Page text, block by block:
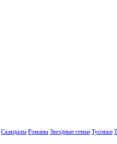
Скандалы Романы Звездные семьи Тусовки